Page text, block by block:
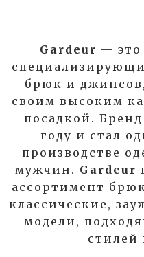
Gardeur — эт о
брюк и
своим высоким
посадкой . Б
году и стал
производстве
мужчин. Gardeur
ассортимент
классические,
модели,
стилей